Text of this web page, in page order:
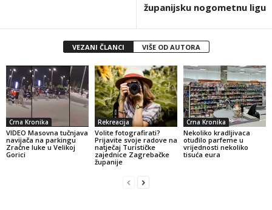
županijsku nogometnu ligu
VEZANI ČLANCI VIŠE OD AUTORA
Crna Kronika
VIDEO Masovna tučnjava
navijača na parkingu
Zračne luke u Velikoj
Gorici
Rekreacija
Volite fotografirati?
Prijavite svoje radove na
natječaj Turističke
zajednice Zagrebačke
županije
Crna Kronika
Nekoliko kradljivaca
otuđilo parfeme u
vrijednosti nekoliko
tisuća eura